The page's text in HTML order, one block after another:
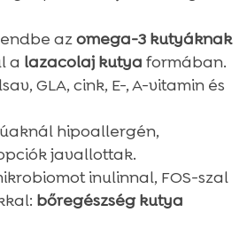
azomega-3 kutyáknak
a lazacolaj kutya formában.
GLA, cink, E-, A-vitamin és
hipoallergén,
javallottak.
inulinnal, FOS-szal
bőregészség kutya